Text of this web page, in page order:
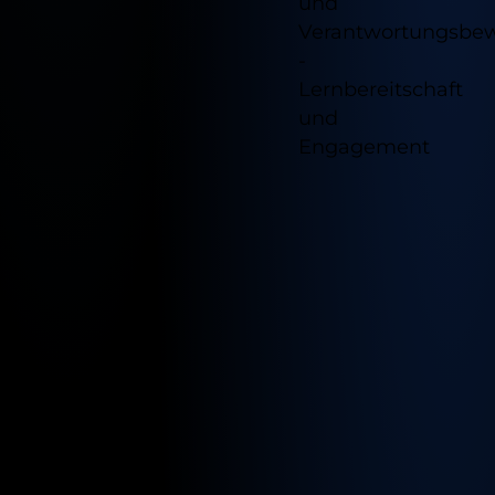
Lernbereitschaft
und
Engagement